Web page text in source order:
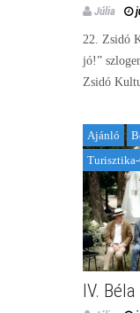
Júlia
22. Zsidó
jó!”
Zsidó
Ajánló
IV.